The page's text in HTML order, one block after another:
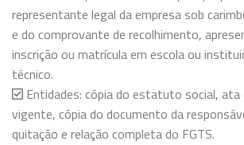
representante legal da empresa sob
e do comprovante de recolhimento,
inscrição ou matrícula em escola ou
técnico.
Entidades: cópia do estatuto social, ata
vigente, cópia do documento da
quitação e relação completa do FGTS.